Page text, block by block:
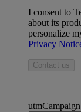
I consent to
about its
personalize
Privacy
Contact us
utmCampaign